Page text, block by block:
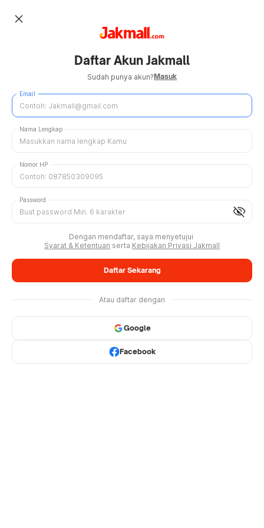
close
Daftar Akun Jakmall
Sudah punya akun?Masuk
Email
Nama Lengkap
Nomor HP
visibility_off
Password
Dengan mendaftar, saya menyetujui
Syarat & Ketentuan serta Kebijakan Privasi Jakmall
Daftar Sekarang
Atau daftar dengan
Google
Facebook